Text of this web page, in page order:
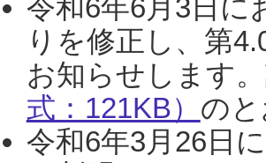
令和6年6月3日に
りを修正し、第
お知らせします
式：121KB） の
令和6年3月26日